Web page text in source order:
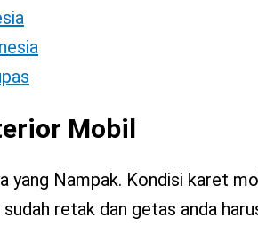
Mobil
Nampak. Kondisi karet
retak dan getas anda